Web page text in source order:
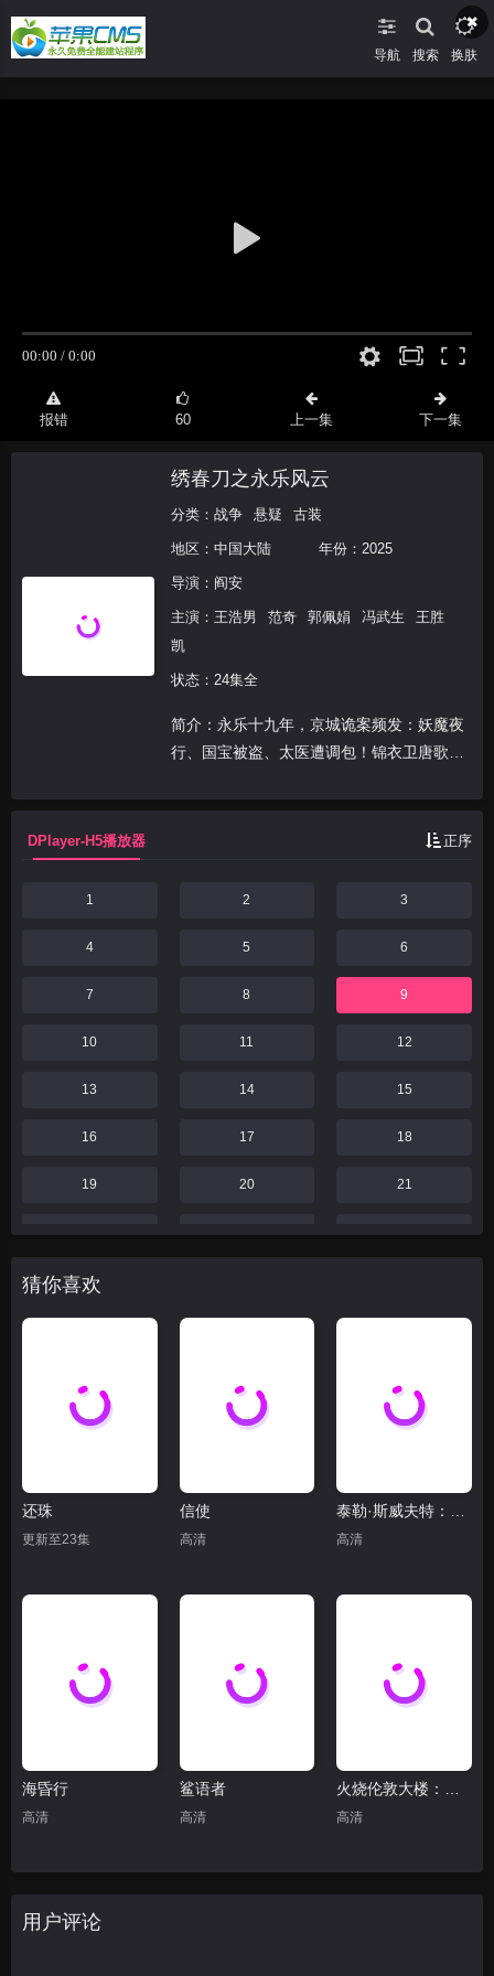
导航 搜索 换肤
报错 60 上一集 下一集
绣春刀之永乐风云
分类： 战争 悬疑 古装
地区： 中国大陆 年份： 2025
导演： 阎安
主演： 王浩男 范奇 郭佩娟 冯武生
王胜
凯
状态：24集全
简介：永乐十九年，京城诡案频发：妖魔夜
行、国宝被盗、太医遭调包！锦衣卫唐歌
颠覆皇权的惊天阴谋。姐妹双姝暗战、真假
身份倒错、东岳庙终极对决——看锦衣卫如
DPlayer-H5播放器 正序
1 2 3
4 5 6
7 8 9
10 11 12
13 14 15
16 17 18
19 20 21
22 23 24
猜你喜欢
还珠
更新至23集
信使
高清
泰勒·斯威夫特：歌舞女郎的官方发布会(抢先版)
高清
海昏行
高清
鲨语者
高清 高清
用户评论